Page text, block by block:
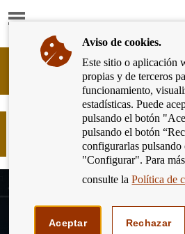
Mostrar
Cliente
Bancario
Banco
España
Eurosistema,
Memoria de la
de Riesgos 2023
Aviso de cookies.
Este sitio o aplicación
propias y de terceros
funcionamiento,
estadísticas. Puede
pulsando el botón
pulsando el botón
configurarlas pulsando
"Configurar". Para
consulte laPolítica de
Aceptar Rechazar